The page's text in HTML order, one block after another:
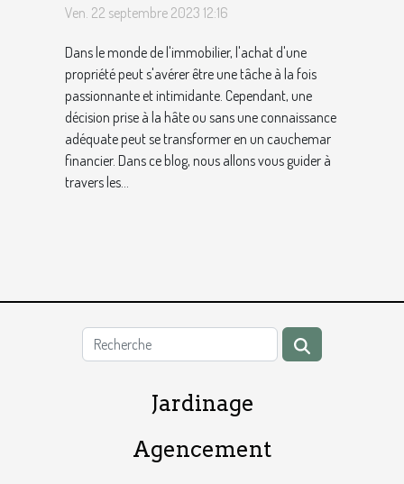
Ven. 22 septembre 2023 12:16
Dans le monde de l'immobilier, l'achat d'une
propriété peut s'avérer être une tâche à la fois
passionnante et intimidante. Cependant, une
décision prise à la hâte ou sans une connaissance
adéquate peut se transformer en un cauchemar
financier. Dans ce blog, nous allons vous guider à
travers les...
Jardinage
Agencement